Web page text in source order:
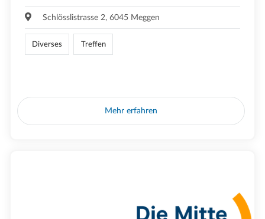
Schlösslistrasse 2, 6045 Meggen
Diverses Treffen
Mehr erfahren